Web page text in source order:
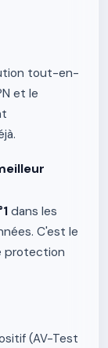
tout-en-
et le
dans les
C'est le
protection
(AV-Test